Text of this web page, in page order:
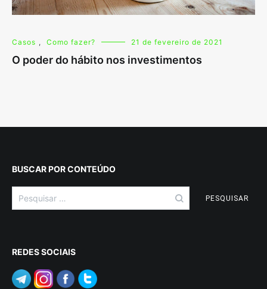
Casos , Como fazer? 21 de fevereiro de 2021
O poder do hábito nos investimentos
BUSCAR POR CONTEÚDO
Pesquisar
por:
REDES SOCIAIS